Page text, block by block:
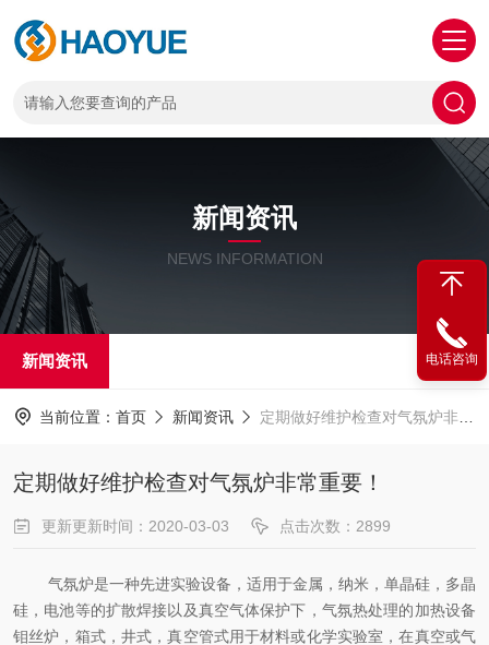
新闻资讯
NEWS INFORMATION
新闻资讯
当前位置： 首页 新闻资讯 定期做好维护检查对气氛炉非常重要！
定期做好维护检查对气氛炉非常重要！
更新更新时间：2020-03-03 点击次数：2899
气氛炉是一种先进实验设备，适用于金属，纳米，单晶硅，多晶
硅，电池等的扩散焊接以及真空气体保护下，气氛热处理的加热设备
钼丝炉，箱式，井式，真空管式用于材料或化学实验室，在真空或气
电话咨询